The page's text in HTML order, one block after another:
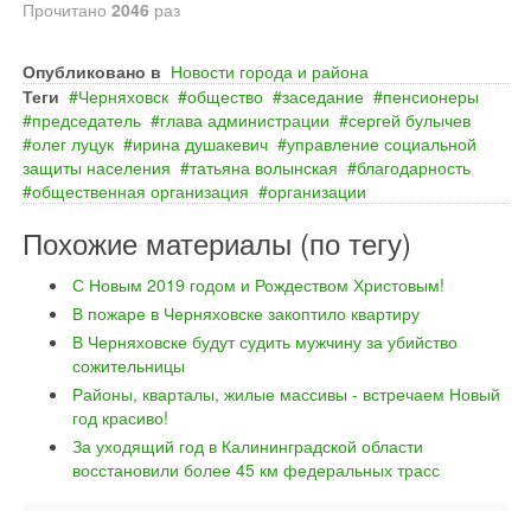
Прочитано 2046 раз
Опубликовано в Новости города и района
Теги
Черняховск общество заседание
пенсионеры
председатель
глава администрации
сергей булычев
олег луцук
ирина душакевич
управление социальной
защиты населения
татьяна волынская
благодарность
общественная организация
организации
Похожие материалы (по тегу)
С Новым 2019 годом и Рождеством Христовым!
В пожаре в Черняховске закоптило квартиру
В Черняховске будут судить мужчину за убийство
сожительницы
Районы, кварталы, жилые массивы - встречаем Новый
год красиво!
За уходящий год в Калининградской области
восстановили более 45 км федеральных трасс